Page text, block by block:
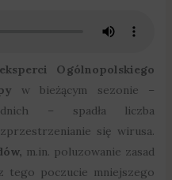
Ogólnopolskiego
w bieżącym sezonie –
– spadła liczba
się wirusa.
m.in. poluzowanie zasad
tego poczucie mniejszego